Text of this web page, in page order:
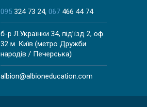
095 324 73 24 067 466 44 74
б-р Л.Українки 34, під’їзд 2, оф.
32 м. Київ (метро Дружби
народів / Печерська)
albion@albioneducation.com